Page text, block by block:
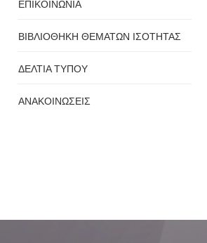
ΕΠΙΚΟΙΝΩΝΙΑ
ΒΙΒΛΙΟΘΗΚΗ ΘΕΜΑΤΩΝ ΙΣΟΤΗΤΑΣ
ΔΕΛΤΙΑ ΤΥΠΟΥ
ΑΝΑΚΟΙΝΩΣΕΙΣ